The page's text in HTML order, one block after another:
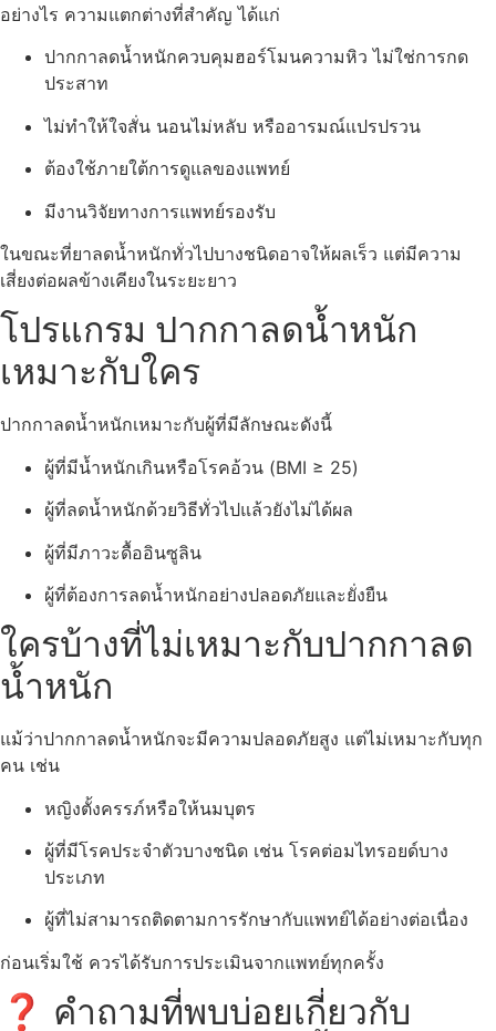
อย่างไร ความแตกต่างที่สำคัญ ได้แก่
ปากกาลดน้ำหนักควบคุมฮอร์โมนความหิว ไม่ใช่การกด
ประสาท
ไม่ทำให้ใจสั่น นอนไม่หลับ หรืออารมณ์แปรปรวน
ต้องใช้ภายใต้การดูแลของแพทย์
มีงานวิจัยทางการแพทย์รองรับ
ในขณะที่ยาลดน้ำหนักทั่วไปบางชนิดอาจให้ผลเร็ว แต่มีความ
เสี่ยงต่อผลข้างเคียงในระยะยาว
โปรแกรม ปากกาลดน้ำหนัก
เหมาะกับใคร
ปากกาลดน้ำหนักเหมาะกับผู้ที่มีลักษณะดังนี้
ผู้ที่มีน้ำหนักเกินหรือโรคอ้วน (BMI ≥ 25)
ผู้ที่ลดน้ำหนักด้วยวิธีทั่วไปแล้วยังไม่ได้ผล
ผู้ที่มีภาวะดื้ออินซูลิน
ผู้ที่ต้องการลดน้ำหนักอย่างปลอดภัยและยั่งยืน
ใครบ้างที่ไม่เหมาะกับปากกาลด
น้ำหนัก
แม้ว่าปากกาลดน้ำหนักจะมีความปลอดภัยสูง แต่ไม่เหมาะกับทุก
คน เช่น
หญิงตั้งครรภ์หรือให้นมบุตร
ผู้ที่มีโรคประจำตัวบางชนิด เช่น โรคต่อมไทรอยด์บาง
ประเภท
ผู้ที่ไม่สามารถติดตามการรักษากับแพทย์ได้อย่างต่อเนื่อง
ก่อนเริ่มใช้ ควรได้รับการประเมินจากแพทย์ทุกครั้ง
❓ คำถามที่พบบ่อยเกี่ยวกับ